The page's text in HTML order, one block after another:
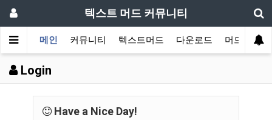
텍스트 머드 커뮤니티
메인 커뮤니티 텍스트머드 다운로드 머드 잡담
Login
Have a Nice Day!